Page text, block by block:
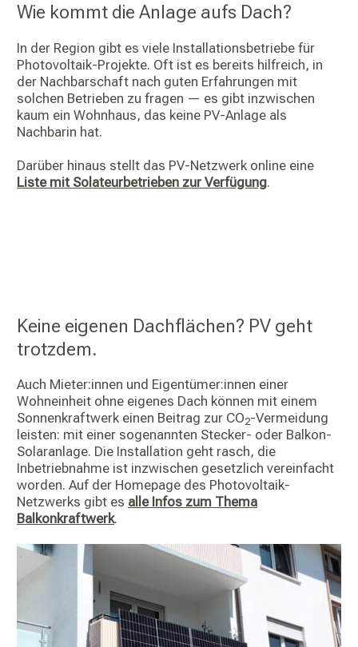
Wie kommt die Anlage aufs Dach?
In der Region gibt es viele Installationsbetriebe für
Photovoltaik-Projekte. Oft ist es bereits hilfreich, in
der Nachbarschaft nach guten Erfahrungen mit
solchen Betrieben zu fragen — es gibt inzwischen
kaum ein Wohnhaus, das keine PV-Anlage als
Nachbarin hat.
Darüber hinaus stellt das PV-Netzwerk online eine
Liste mit Solateurbetrieben zur Verfügung.
Keine eigenen Dachflächen? PV geht
trotzdem.
Auch Mieter:innen und Eigentümer:innen einer
Wohneinheit ohne eigenes Dach können mit einem
Sonnenkraftwerk einen Beitrag zur CO2-Vermeidung
leisten: mit einer sogenannten Stecker- oder Balkon-
Solaranlage. Die Installation geht rasch, die
Inbetriebnahme ist inzwischen gesetzlich vereinfacht
worden. Auf der Homepage des Photovoltaik-
Netzwerks gibt es alle Infos zum Thema
Balkonkraftwerk.